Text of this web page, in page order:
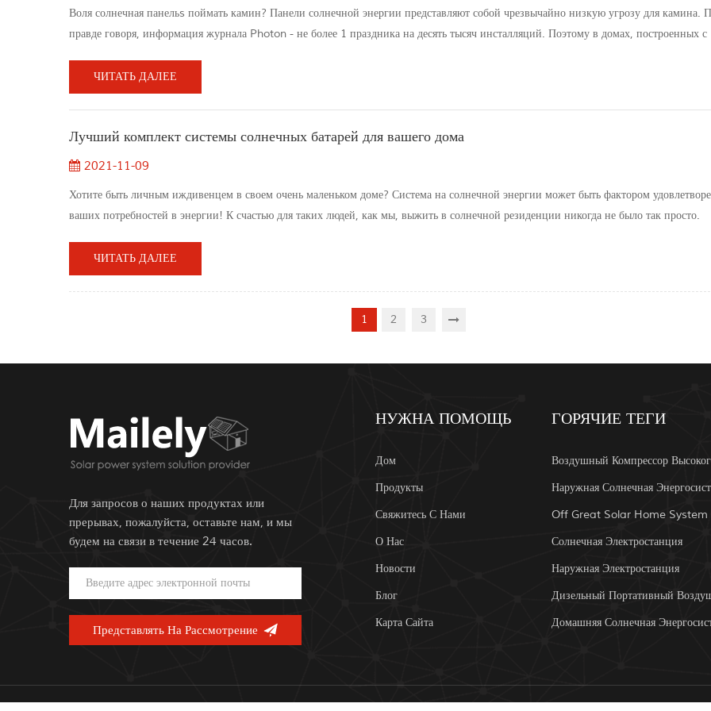
Воля солнечная панельs поймать камин? Панели солнечной энергии представляют собой чрезвычайно низкую угрозу для камина.
правде говоря, информация журнала Photon - не более 1 праздника на десять тысяч инсталляций. Поэтому в домах, построенных с
специально, чтобы противос...
ЧИТАТЬ ДАЛЕЕ
Лучший комплект системы солнечных батарей для вашего дома
2021-11-09
Хотите быть личным иждивенцем в своем очень маленьком доме? Система на солнечной энергии может быть фактором
ваших потребностей в энергии! К счастью для таких людей, как мы, выжить в солнечной резиденции никогда не было так просто.
тем, как разобраться с фи...
ЧИТАТЬ ДАЛЕЕ
1 2 3
Для запросов о наших продуктах или
прерывах, пожалуйста, оставьте нам, и мы
будем на связи в течение 24 часов.
НУЖНА ПОМОЩЬ
Дом
Продукты
Свяжитесь С Нами
О Нас
Новости
Блог
Карта Сайта
ГОРЯЧИЕ ТЕГИ
Наружная Солнечная
Off Great Solar Home System
Солнечная Электростанция
Наружная Электростанция
Домашняя Солнечная